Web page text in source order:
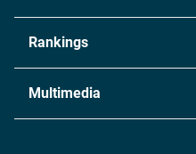
Chemie
Metall
Energie
Rankings
Multimedia